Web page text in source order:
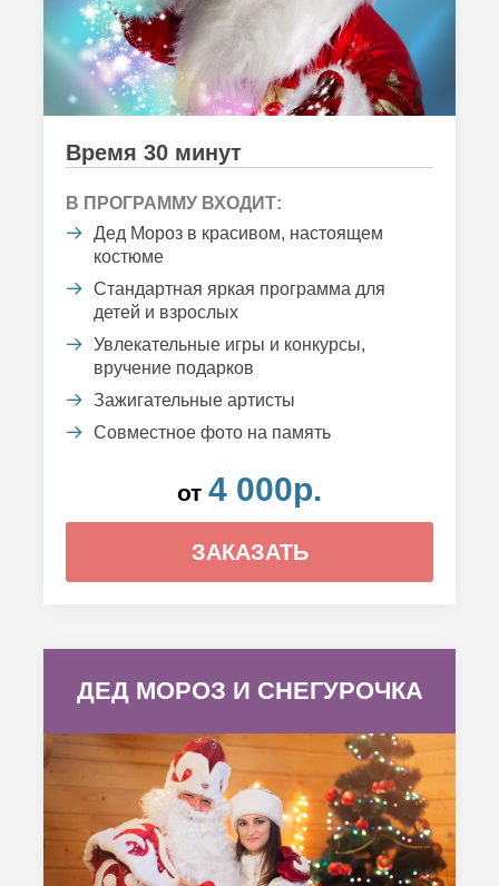
Время 30 минут
В ПРОГРАММУ ВХОДИТ:
Дед Мороз в красивом, настоящем
костюме
Стандартная яркая программа для
детей и взрослых
Увлекательные игры и конкурсы,
вручение подарков
Зажигательные артисты
Совместное фото на память
от 4 000р.
ЗАКАЗАТЬ
ДЕД МОРОЗ И СНЕГУРОЧКА